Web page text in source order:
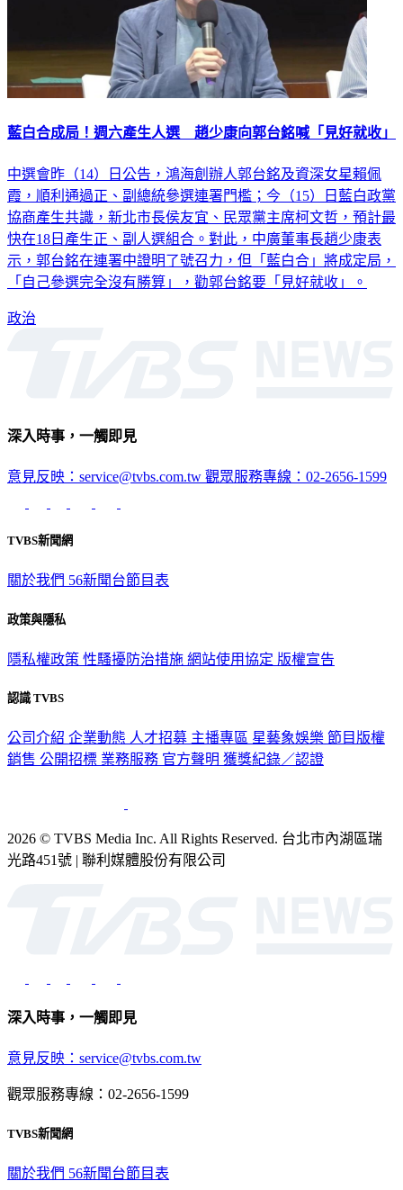
藍白合成局！週六產生人選 趙少康向郭台銘喊「見好就收」
中選會昨（14）日公告，鴻海創辦人郭台銘及資深女星賴佩
霞，順利通過正、副總統參選連署門檻；今（15）日藍白政黨
協商產生共識，新北市長侯友宜、民眾黨主席柯文哲，預計最
快在18日產生正、副人選組合。對此，中廣董事長趙少康表
示，郭台銘在連署中證明了號召力，但「藍白合」將成定局，
「自己參選完全沒有勝算」，勸郭台銘要「見好就收」。
政治
深入時事，一觸即見
意見反映：service@tvbs.com.tw 觀眾服務專線：02-2656-1599
TVBS新聞網
關於我們 56新聞台節目表
政策與隱私
隱私權政策 性騷擾防治措施 網站使用協定 版權宣告
認識 TVBS
公司介紹 企業動態 人才招募 主播專區 星藝象娛樂 節目版權
銷售 公開招標 業務服務 官方聲明 獲獎紀錄／認證
2026 © TVBS Media Inc. All Rights Reserved. 台北市內湖區瑞
光路451號 | 聯利媒體股份有限公司
深入時事，一觸即見
意見反映：service@tvbs.com.tw
觀眾服務專線：02-2656-1599
TVBS新聞網
關於我們 56新聞台節目表